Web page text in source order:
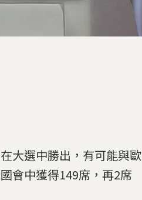
大選中勝出，有可能與歐
會中獲得149席，再2席